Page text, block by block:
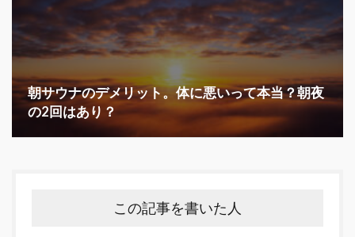
朝サウナのデメリット。体に悪いって本当？朝夜
の2回はあり？
この記事を書いた人